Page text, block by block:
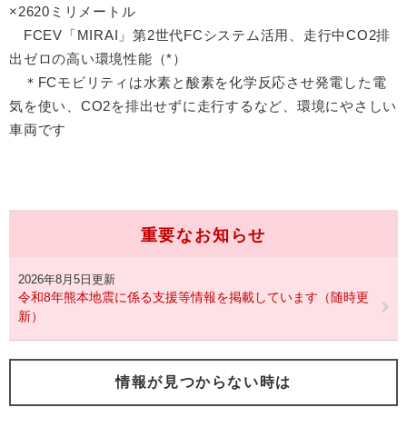
×2620ミリメートル
FCEV「MIRAI」第2世代FCシステム活用、走行中CO2排
出ゼロの高い環境性能（*）
＊FCモビリティは水素と酸素を化学反応させ発電した電
気を使い、CO2を排出せずに走行するなど、環境にやさしい
車両です
重要なお知らせ
2026年8月5日更新
令和8年熊本地震に係る支援等情報を掲載しています（随時更
新）
情報が見つからない時は